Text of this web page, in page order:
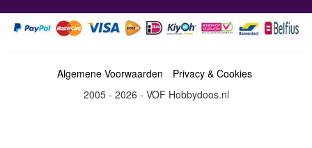
Algemene Voorwaarden
Privacy & Cookies
2005 - 2026 - VOF Hobbydoos.nl